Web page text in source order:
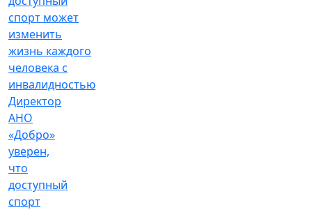
Директор
АНО
«Добро»
уверен,
что
доступный
спорт